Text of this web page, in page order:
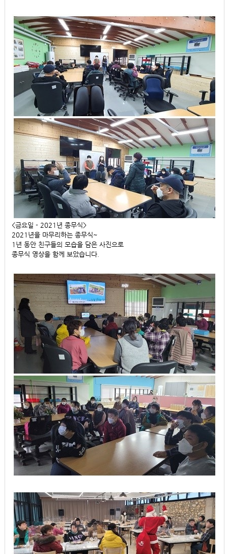
<금요일 - 2021년 종무식>
2021년을 마무리하는 종무식~
1년 동안 친구들의 모습을 담은 사진으로
종무식 영상을 함께 보았습니다.